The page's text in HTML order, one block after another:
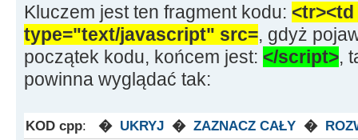
Kluczem jest ten fragment kodu:
type="text/javascript" src=, gdyż
początek kodu, końcem jest: </script>,
powinna wyglądać tak:
KOD cpp: � UKRYJ � ZAZNACZ CAŁY �